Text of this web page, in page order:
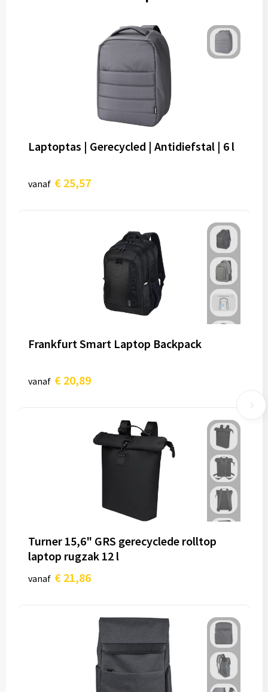
Laptoptas | Gerecycled | Antidiefstal | 6 l
vanaf € 25,57
Frankfurt Smart Laptop Backpack
vanaf € 20,89
Turner 15,6" GRS gerecyclede rolltop
laptop rugzak 12 l
vanaf € 21,86